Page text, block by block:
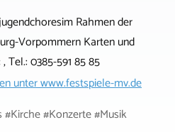
Rahmen der
Vorpommern Karten und
Tel.: 0385-591 85 85
unterwww.festspiele-mv.de
#Konzerte #Musik